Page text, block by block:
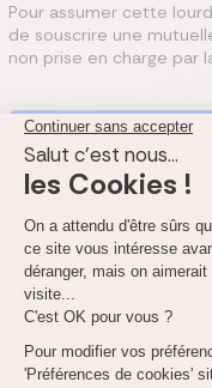
Pour assumer cette
de souscrire une
non prise en charge par
Quel
mutuelle santé ?
Pour compléter les
nombreux sont ceux
mutuelle santé. Celle-ci
le contrat souscrit) du
Les complémentaires
montant de votre
pourcentage. Dans le
octroie une somme fixe